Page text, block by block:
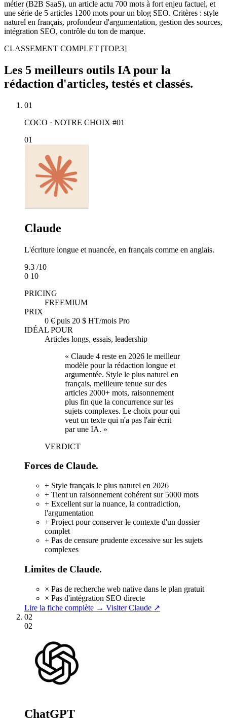
métier (B2B SaaS), un article actu 700 mots à fort enjeu factuel, et
une série de 5 articles 1200 mots pour un blog SEO. Critères : style
naturel en français, profondeur d'argumentation, gestion des sources,
intégration SEO, contrôle du ton de marque.
CLASSEMENT COMPLET [TOP.3]
Les 5 meilleurs outils IA pour la
rédaction d'articles, testés et classés.
01
COCO · NOTRE CHOIX #01
01
Claude
L'écriture longue et nuancée, en français comme en anglais.
9.3 /10
0 10
PRICING
FREEMIUM
PRIX
0 € puis 20 $ HT/mois Pro
IDÉAL POUR
Articles longs, essais, leadership
« Claude 4 reste en 2026 le meilleur
modèle pour la rédaction longue et
argumentée. Style le plus naturel en
français, meilleure tenue sur des
articles 2000+ mots, raisonnement
plus fin que la concurrence sur les
sujets complexes. Le choix pour qui
veut un texte qui n'a pas l'air écrit
par une IA. »
VERDICT
Forces de Claude.
+ Style français le plus naturel en 2026
+ Tient un raisonnement cohérent sur 5000 mots
+ Excellent sur la nuance, la contradiction,
l'argumentation
+ Project pour conserver le contexte d'un dossier
complet
+ Pas de censure prudente excessive sur les sujets
complexes
Limites de Claude.
× Pas de recherche web native dans le plan gratuit
× Pas d'intégration SEO directe
Lire la fiche complète → Visiter Claude ↗
02
02
ChatGPT